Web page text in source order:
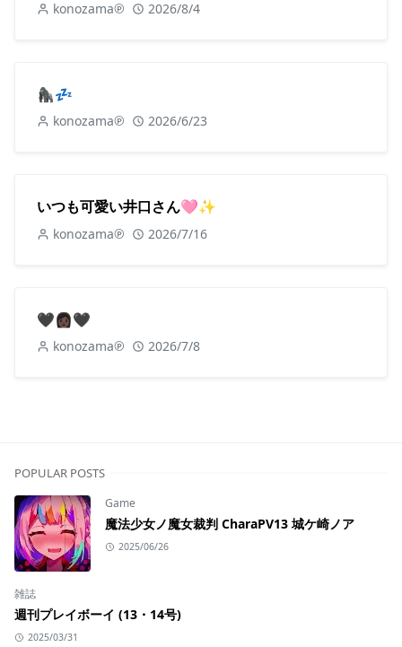
konozama℗ 2026/8/4
🦍💤
konozama℗ 2026/6/23
いつも可愛い井口さん🩷✨
konozama℗ 2026/7/16
🖤👩🏿🖤
konozama℗ 2026/7/8
POPULAR POSTS
Game
魔法少女ノ魔女裁判 CharaPV13 城ケ崎ノア
2025/06/26
雑誌
週刊プレイボーイ (13・14号)
2025/03/31